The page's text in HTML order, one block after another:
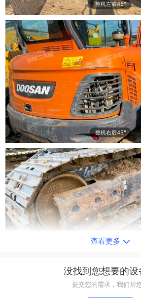
整机左前45°
整机右后45°
查看更多
没找到您想要的设
提交您的需求，我们帮